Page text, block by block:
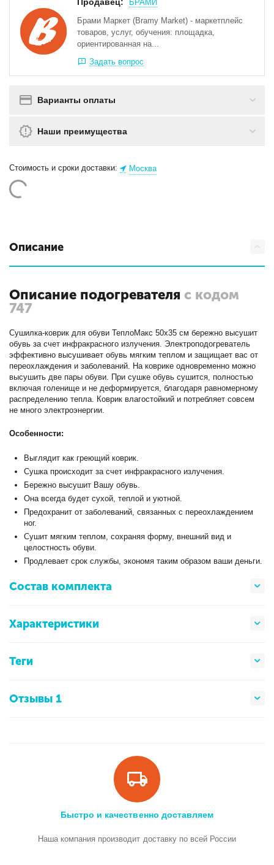
Продавец:
БРАМИ
Брами Маркет (Bramy Market) - маркетплейс
товаров, услуг, обучения: площадка,
ориентированная на...
Задать вопрос
Варианты оплаты
Наши преимущества
Стоимость и сроки доставки: Москва
Описание
Описание подогревателя с кодом
747
Сушилка-коврик для обуви ТеплоМакс 50х35 см бережно высушит
обувь за счет инфракрасного излучения. Электроподогреватель
эффективно высушивает обувь мягким теплом и защищает вас от
переохлаждения и заболеваний. На коврике одновременно можно
высушить две пары обуви. При сушке обувь сушится, полностью
включая голенище и не деформируется, благодаря равномерному
распределению тепла. Коврик влагостойкий и потребляет совсем
не много электроэнергии.
Особенности:
Выглядит как греющий коврик.
Сушка происходит за счет инфракрасного излучения.
Бережно высушит Вашу обувь.
Она всегда будет сухой, теплой и уютной.
Предохранит от заболеваний, связанных с переохлаждением
ног.
Сушит мягким теплом, сохраняя форму, внешний вид и
целостность обуви.
Продлевает срок службы, экономя таким образом ваши деньги.
Состав комплекта
Характеристики
Теги
Отзывы 1
Быстро и качественно доставляем
Наша компания производит доставку по всей России